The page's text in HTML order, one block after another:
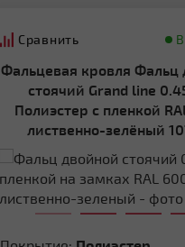
Сравнить
Фальцевая кровля Фальц двойной
стоячий Grand line
Полиэстер с пленкой
лиственно-зелёный